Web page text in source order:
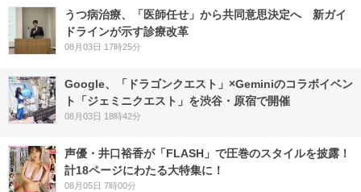
うつ病治療、「医師任せ」から共同意思決定へ 新ガイ
ドラインが示す診療改革
08月03日 17時25分
Google、「ドラゴンクエスト」×Geminiのコラボイベン
ト「ジェミニクエスト」を渋谷・原宿で開催
08月03日 18時42分
声優・井口裕香が「FLASH」で圧巻のスタイルを披露！
計18ページにわたる大特集に！
08月05日 7時00分